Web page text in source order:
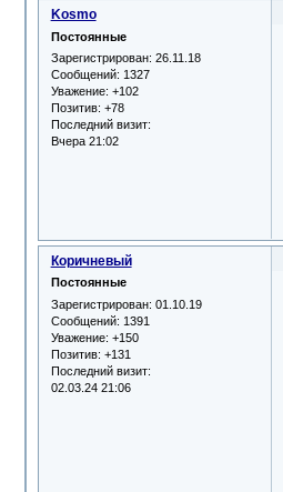
Kosmo
Постоянные
Зарегистрирован: 26.11.18
Сообщений: 1327
Уважение: +102
Позитив: +78
Последний визит:
Вчера 21:02
Коричневый
Постоянные
Зарегистрирован: 01.10.19
Сообщений: 1391
Уважение: +150
Позитив: +131
Последний визит:
02.03.24 21:06